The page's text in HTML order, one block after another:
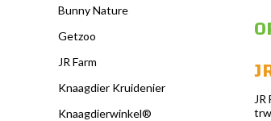
Bunny Nature
Getzoo
JR Farm
Knaagdier Kruidenier
Knaagdierwinkel®